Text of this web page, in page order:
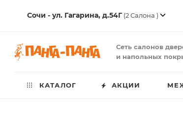
Сочи - ул. Гагарина, д.54Г(2 Салона )
Сеть салонов
и напольных
КАТАЛОГ АКЦИИ